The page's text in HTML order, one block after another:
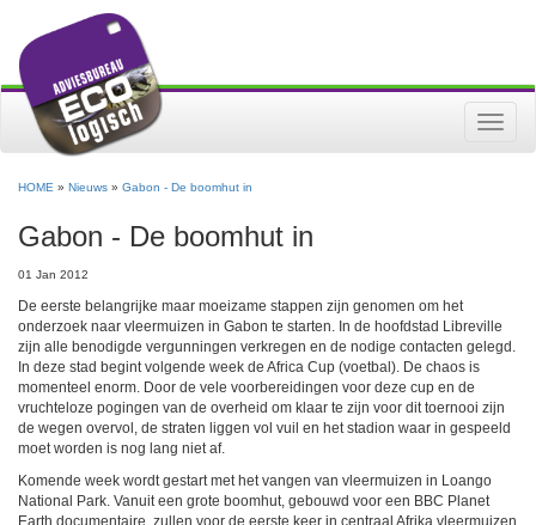
Toggle
HOME » Nieuws » Gabon - De boomhut in
Gabon - De boomhut in
01 Jan 2012
De eerste belangrijke maar moeizame stappen zijn genomen om het
onderzoek naar vleermuizen in Gabon te starten. In de hoofdstad Libreville
zijn alle benodigde vergunningen verkregen en de nodige contacten gelegd.
In deze stad begint volgende week de Africa Cup (voetbal). De chaos is
momenteel enorm. Door de vele voorbereidingen voor deze cup en de
vruchteloze pogingen van de overheid om klaar te zijn voor dit toernooi zijn
de wegen overvol, de straten liggen vol vuil en het stadion waar in gespeeld
moet worden is nog lang niet af.
Komende week wordt gestart met het vangen van vleermuizen in Loango
National Park. Vanuit een grote boomhut, gebouwd voor een BBC Planet
Earth documentaire, zullen voor de eerste keer in centraal Afrika vleermuizen